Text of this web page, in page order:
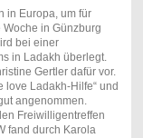
Europa, um für
in Günzburg
bei einer
in Ladakh überlegt.
Gertler dafür vor.
Ladakh-Hilfe“ und
angenommen.
Freiwilligentreffen
fand durch Karola